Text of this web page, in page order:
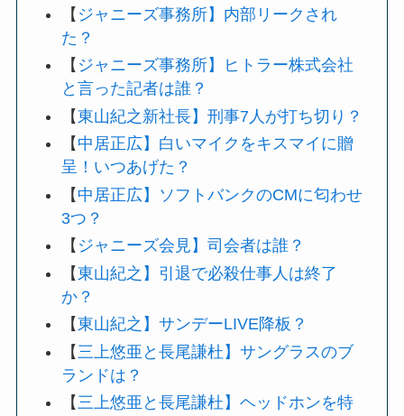
【 ジャニーズ事務所】内部リークされ
た？
【 ジャニーズ事務所】ヒトラー株式会社
と言った記者は誰？
【東山紀之新社長】刑事7人が打ち切り？
【 中居正広】白いマイクをキスマイに贈
呈！いつあげた？
【 中居正広】ソフトバンクのCMに匂わせ
3つ？
【 ジャニーズ会見】司会者は誰？
【東山紀之】引退で必殺仕事人は終了
か？
【東山紀之】サンデーLIVE降板？
【 三上悠亜と長尾謙杜】サングラスのブ
ランドは？
【三上悠亜と長尾謙杜】ヘッドホンを特